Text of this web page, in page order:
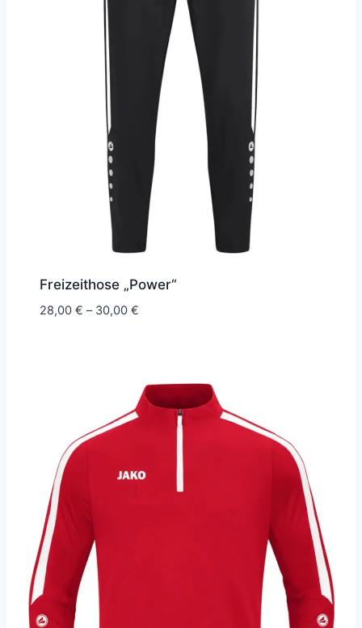
Freizeithose „Power“
28,00 € – 30,00 €Preisspanne: